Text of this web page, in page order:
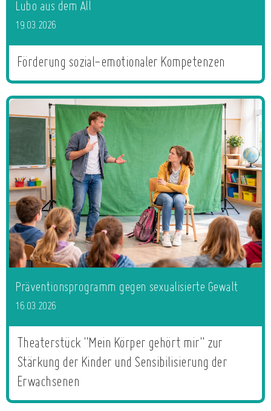
Lubo aus dem All
19.03.2026
Förderung sozial-emotionaler Kompetenzen
Präventionsprogramm gegen sexualisierte Gewalt
16.03.2026
Theaterstück "Mein Körper gehört mir" zur
Stärkung der Kinder und Sensibilisierung der
Erwachsenen